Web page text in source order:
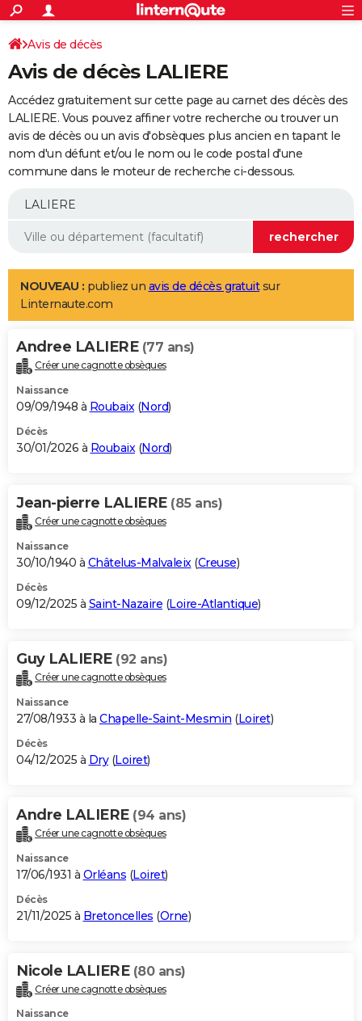
ACTUALITÉS
Politique
Société
Faits Divers
Education
Monde
Villes
+
SPORT
Coupe du monde 2026
Football
Tennis
Cyclisme
Rugby
Forum
Programme TV
TNTStreaming
Cinéma
Sorties cinéma
Musique
+
FINANCE
Retraite
Epargne
Immobilier
Risques naturels par ville
Banque
Assurance
AUTO
Essais
Réserver un essai
Citadines
Berlines
SUV
Forum auto
+
Mobiles
Meilleur smartphone
Internet
Ordinateurs
Jeux vidéo
Guide high-tech
Aménagement intérieur
LIFESTYLE
Art de vivre
Bien-être
Loisirs
Mode
Modes de vie
Alimentation
Guide de la santé
Maladies
Médicaments
Sommeil
VOYAGE
Destinations
City break
Voyage nature
Voyage de noces
Forum
Climat
+PHOTO
GUIDES D'ACHAT
BONS PLANS
Carte de Noël
Carte Bonne année
Carte Saint-Valentin
Carte Pâques
Carte d'anniversaire
DICTIONNAIRE
Dictionnaire
Biographies
Citations
Expressions
Proverbes
PROGRAMME TV
S'inscrire
Se connecter
Lycées
Collèges
Primaires
Universités
Entreprises
Service militaire
Avis de recherche
AVIS DE DÉCÈS
Bricolage
Lifestyle
Culture
Sport
Auto
Television
Voyage
Cinema
Avis de décès
Avis de décès LALIERE
Accédez gratuitement sur cette page au carnet des décès des
LALIERE. Vous pouvez affiner votre recherche ou trouver un
avis de décès ou un avis d'obsèques plus ancien en tapant le
nom d'un défunt et/ou le nom ou le code postal d'une
commune dans le moteur de recherche ci-dessous.
NOUVEAU : publiez un avis de décès gratuitsur
Linternaute.com
Andree LALIERE (77 ans)
Créer une cagnotte obsèques
Naissance
09/09/1948 à Roubaix(Nord)
Décès
30/01/2026 à Roubaix(Nord)
Jean-pierre LALIERE (85 ans)
Créer une cagnotte obsèques
Naissance
30/10/1940 à Châtelus-Malvaleix(Creuse)
Décès
09/12/2025 à Saint-Nazaire (Loire-Atlantique)
Guy LALIERE (92 ans)
Créer une cagnotte obsèques
Naissance
27/08/1933 à la Chapelle-Saint-Mesmin (Loiret)
Décès
04/12/2025 à Dry(Loiret)
Andre LALIERE (94 ans)
Créer une cagnotte obsèques
Naissance
17/06/1931 à Orléans (Loiret)
Décès
21/11/2025 à Bretoncelles (Orne)
Nicole LALIERE (80 ans)
Créer une cagnotte obsèques
Naissance